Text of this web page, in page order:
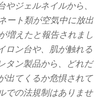
やジェルネイルから、
ート類が空気中に放出
増えたと報告されまし
ロン台や、肌が触れる
タン製品から、どれだ
出てくるか危惧されて
での法規制はありませ